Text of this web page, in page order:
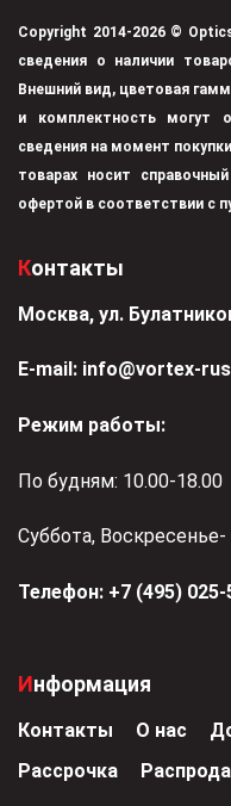
Copyright 2014-2026 ©
сведения о наличии
Внешний вид, цветовая
и комплектность могут
сведения на момент
товарах носит
офертой в соответствии с
Контакты
Москва, ул.
Е-mail: info@vortex-
Режим работы:
По будням: 10.00-18.00
Суббота,
Телефон: +7 (495)
Информация
Контакты О нас
Рассрочка